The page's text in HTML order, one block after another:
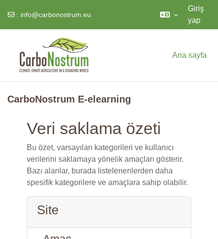
: info@carbonostrum.eu
Giriş
yap
Ana sayfa
CarboNostrum E-elearning
Veri saklama özeti
Bu özet, varsayılan kategorileri ve kullanıcı
verilerini saklamaya yönelik amaçları gösterir.
Bazı alanlar, burada listelenenlerden daha
spesifik kategorilere ve amaçlara sahip olabilir.
Site